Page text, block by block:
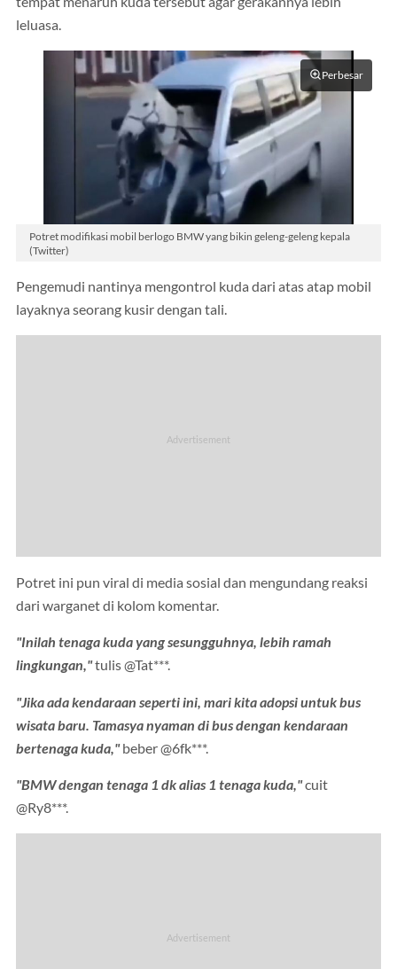
leluasa.
Perbesar
Potret modifikasi mobil berlogo BMW yang bikin geleng-geleng kepala
(Twitter)
Pengemudi nantinya mengontrol kuda dari atas atap mobil
layaknya seorang kusir dengan tali.
Potret ini pun viral di media sosial dan mengundang reaksi
dari warganet di kolom komentar.
"Inilah tenaga kuda yang sesungguhnya, lebih ramah
lingkungan,"tulis @Tat***.
"Jika ada kendaraan seperti ini, mari kita adopsi untuk bus
wisata baru. Tamasya nyaman di bus dengan kendaraan
bertenaga kuda,"beber @6fk***.
"BMW dengan tenaga 1 dk alias 1 tenaga kuda,"cuit
@Ry8***.